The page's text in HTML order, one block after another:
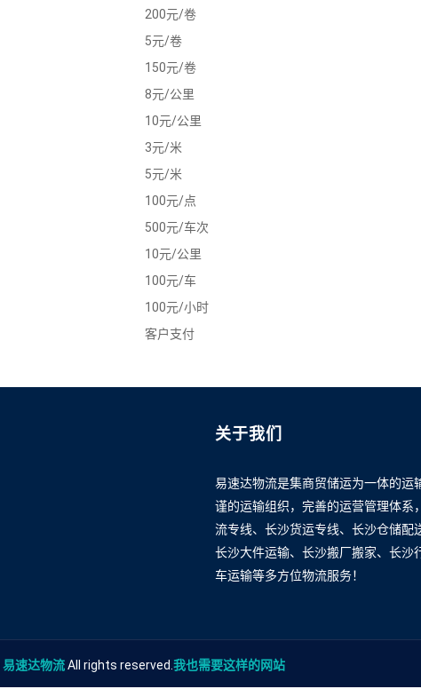
200元/卷
5元/卷
150元/卷
8元/公里
10元/公里
3元/米
5元/米
100元/点
500元/车次
10元/公里
100元/车
100元/小时
客户支付
关于我们
易速达物流是集商贸储运为一体的运
谨的运输组织，完善的运营管理体系
流专线、长沙货运专线、长沙仓储配
长沙大件运输、长沙搬厂搬家、长沙
车运输等多方位物流服务！
易速达物流All rights reserved. 我也需要这样的网站